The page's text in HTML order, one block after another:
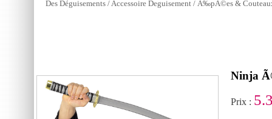
Des Déguisements /Accessoire Deguisement / Ã‰pÃ©es &
Ninja
Prix :